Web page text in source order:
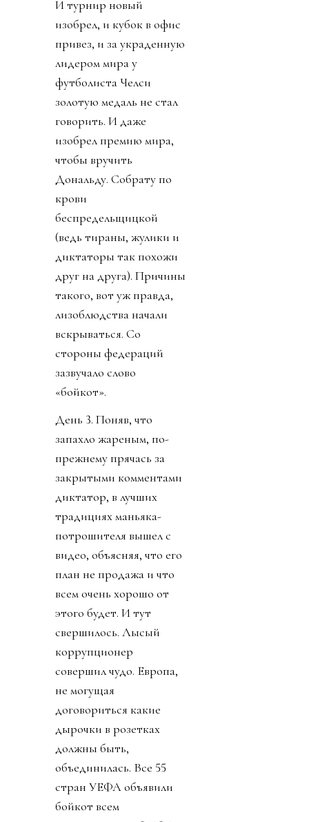
И турнир новый
изобрел, и кубок в офис
привез, и за украденную
лидером мира у
футболиста Челси
золотую медаль не стал
говорить. И даже
изобрел премию мира,
чтобы вручить
Дональду. Собрату по
крови
беспредельщицкой
(ведь тираны, жулики и
диктаторы так похожи
друг на друга). Причины
такого, вот уж правда,
лизоблюдства начали
вскрываться. Со
стороны федераций
зазвучало слово
«бойкот».
День 3. Поняв, что
запахло жареным, по-
прежнему прячась за
закрытыми комментами
диктатор, в лучших
традициях маньяка-
потрошителя вышел с
видео, объясняя, что его
план не продажа и что
всем очень хорошо от
этого будет. И тут
свершилось. Лысый
коррупционер
совершил чудо. Европа,
не могущая
договориться какие
дырочки в розетках
должны быть,
объединилась. Все 55
стран УЕФА объявили
бойкот всем